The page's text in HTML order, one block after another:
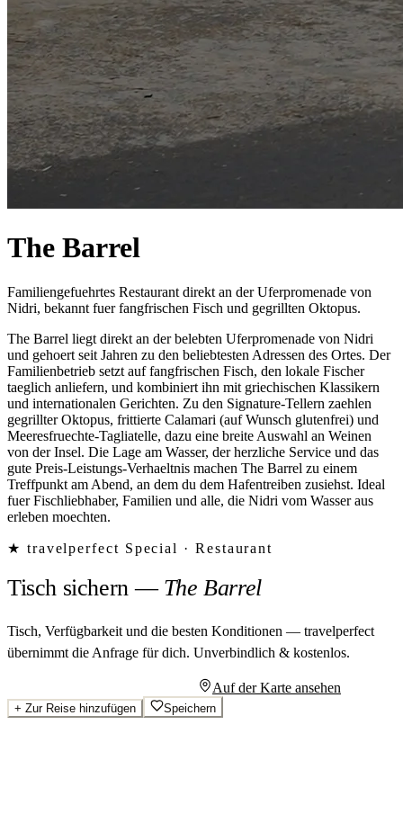
The Barrel
Familiengefuehrtes Restaurant direkt an der Uferpromenade von
Nidri, bekannt fuer fangfrischen Fisch und gegrillten Oktopus.
The Barrel liegt direkt an der belebten Uferpromenade von Nidri
und gehoert seit Jahren zu den beliebtesten Adressen des Ortes. Der
Familienbetrieb setzt auf fangfrischen Fisch, den lokale Fischer
taeglich anliefern, und kombiniert ihn mit griechischen Klassikern
und internationalen Gerichten. Zu den Signature-Tellern zaehlen
gegrillter Oktopus, frittierte Calamari (auf Wunsch glutenfrei) und
Meeresfruechte-Tagliatelle, dazu eine breite Auswahl an Weinen
von der Insel. Die Lage am Wasser, der herzliche Service und das
gute Preis-Leistungs-Verhaeltnis machen The Barrel zu einem
Treffpunkt am Abend, an dem du dem Hafentreiben zusiehst. Ideal
fuer Fischliebhaber, Familien und alle, die Nidri vom Wasser aus
erleben moechten.
★ travelperfect Special · Restaurant
Tisch sichern— The Barrel
Tisch, Verfügbarkeit und die besten Konditionen — travelperfect
übernimmt die Anfrage für dich. Unverbindlich & kostenlos.
Auf der Karte ansehen
+ Zur Reise hinzufügen Speichern